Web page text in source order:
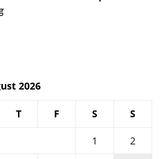
2026
T F S S
1
2